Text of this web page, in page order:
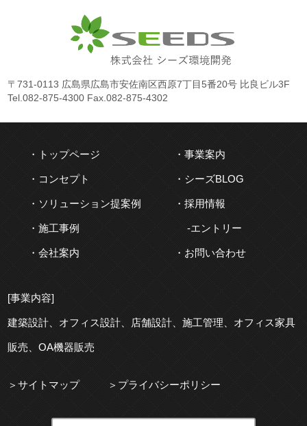
〒731-0113 広島県広島市安佐南区西原7丁目5番20号 比良ビル3F
Tel.082-875-4300 Fax.082-875-4302
トップページ
コンセプト
ソリューション提案例
施工事例
会社案内
事業案内
シーズBLOG
採用情報
エントリー
お問い合わせ
[事業内容]
建築設計、 オフィス設計、 店舗設計、施工管理、 オフィス家具
販売、OA機器販売
サイトマップ プライバシーポリシー